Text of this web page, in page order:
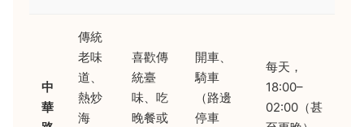
中
華
傳統
老味
道、
熱炒
海
喜歡傳
統臺
味、吃
晚餐或
開車、
騎車
（路邊
停車
每天，
18:00–
02:00（甚